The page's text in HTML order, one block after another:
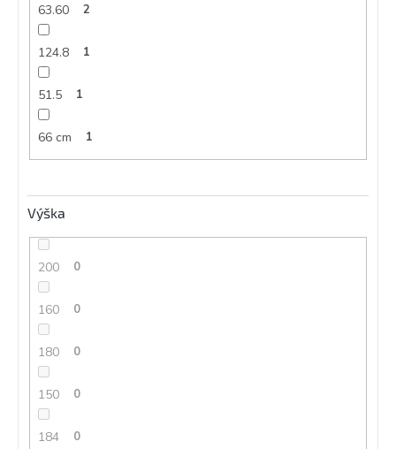
63.60 2
124.8 1
51.5 1
66 cm 1
Výška
200 0
160 0
180 0
150 0
184 0